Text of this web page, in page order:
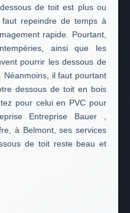
de toit est plus ou
repeindre de temps à
rapide. Pourtant,
ainsi que les
pourrir les dessous de
il faut pourtant
dessous de toit en bois
pour celui en PVC pour
Entreprise Bauer ,
à Belmont, ses services
de toit reste beau et